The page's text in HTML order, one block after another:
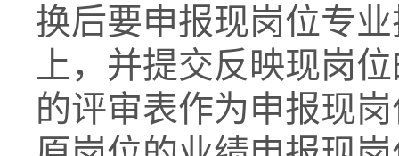
换后要申报现岗位专
上，并提交反映现岗
的评审表作为申报现